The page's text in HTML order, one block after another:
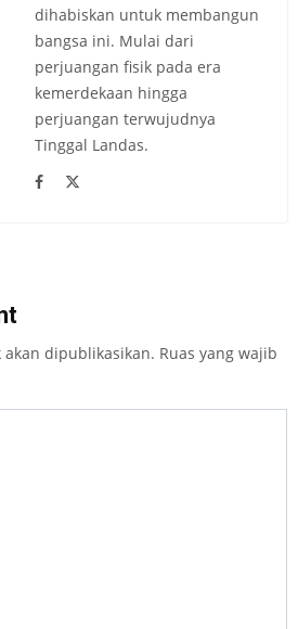
dihabiskan untuk membangun
bangsa ini. Mulai dari
perjuangan fisik pada era
kemerdekaan hingga
perjuangan terwujudnya
Tinggal Landas.
dipublikasikan. Ruas yang wajib